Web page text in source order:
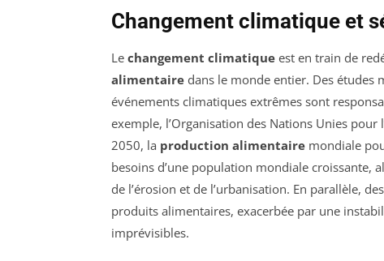
Changement climatique et
Le changement climatique est en train de
alimentaire dans le monde entier. Des études
événements climatiques extrêmes sont
exemple, l’Organisation des Nations Unies pour
2050, la production alimentaire mondiale
besoins d’une population mondiale croissante,
de l’érosion et de l’urbanisation. En parallèle,
produits alimentaires, exacerbée par une
imprévisibles.